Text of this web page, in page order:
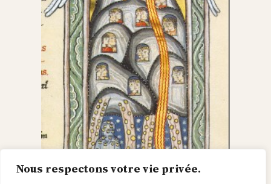
Nous respectons votre vie privée.